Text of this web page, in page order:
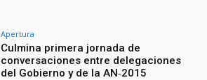
Apertura
Culmina primera jornada de
conversaciones entre delegaciones
del Gobierno y de la AN‑2015